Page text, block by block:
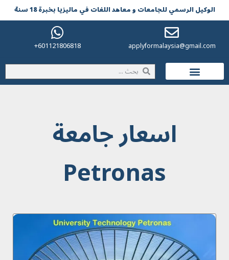
الوکیل الرسمي للجامعات و معاهد اللغات في مالیزیا بخبرة 18 سنة
applyformalaysia@gmail.com
601121806818+
اسعار جامعة
Petronas